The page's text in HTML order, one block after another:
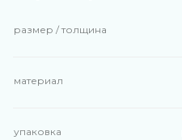
размер / толщина
материал
упаковка